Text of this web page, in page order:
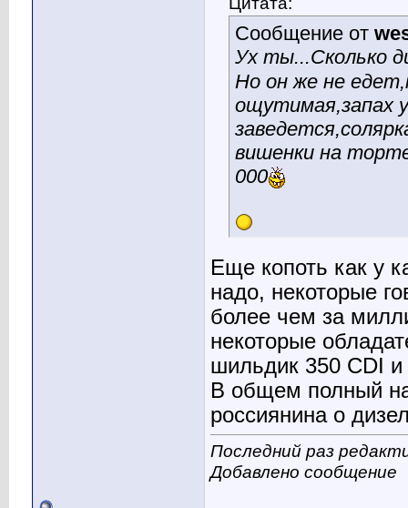
Сообщение от
Ух ты...Сколько
Но он же не
ощутимая,запах
вишенки на
000
Еще копоть как у
надо, некоторые
более чем за
некоторые
шильдик 350 CDI
В общем полный
россиянина о
Последний раз
Добавлено сообщение